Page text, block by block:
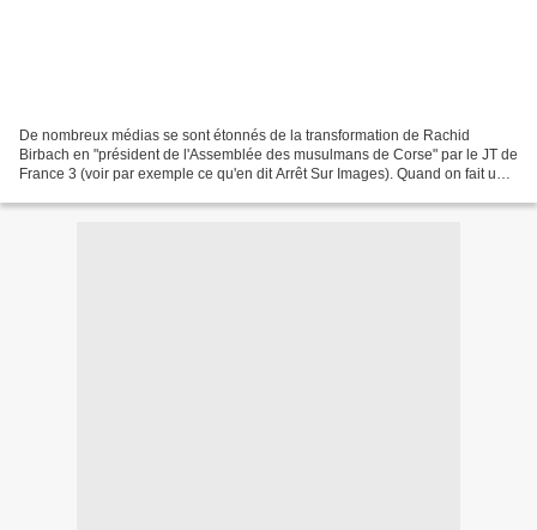
De nombreux médias se sont étonnés de la transformation de Rachid
Birbach en "président de l'Assemblée des musulmans de Corse" par le JT de
France 3 (voir par exemple ce qu'en dit Arrêt Sur Images). Quand on fait une